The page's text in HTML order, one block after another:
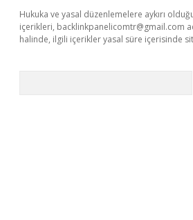
Hukuka ve yasal düzenlemelere aykırı
içerikleri, backlinkpanelicomtr@gmail.com
halinde, ilgili içerikler yasal süre içerisinde